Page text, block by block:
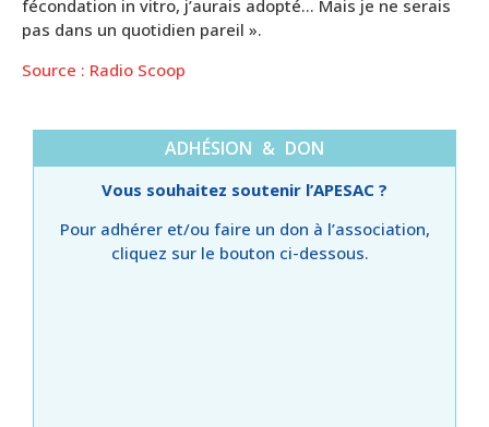
fécondation in vitro, j’aurais adopté… Mais je ne serais
pas dans un quotidien pareil ».
Source : Radio Scoop
ADHÉSION & DON
Vous souhaitez soutenir l’APESAC ?
Pour adhérer et/ou faire un don à l’association,
cliquez sur le bouton ci-dessous.